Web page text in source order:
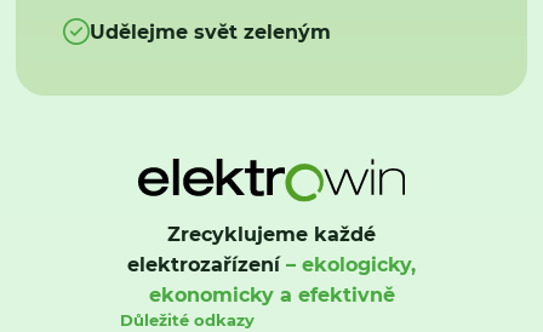
Udělejme svět zeleným
Zrecyklujeme každé
elektrozařízení– ekologicky,
ekonomicky a efektivně
Důležité odkazy